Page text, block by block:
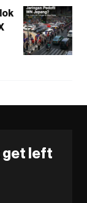
get left